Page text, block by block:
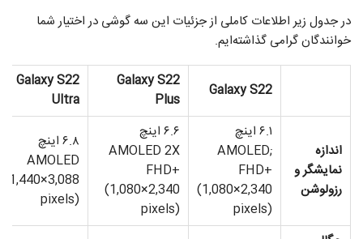
در جدول زیر اطلاعات کاملی از جزئیات این سه گوشی در اختیار شما
خوانندگان گرامی گذاشته‌ایم.
Galaxy S22
Galaxy S22
Plus
Galaxy S22
Ultra
اندازه
نمایشگر و
رزولوشن
۶.۱ اینچ
AMOLED;
FHD+
(1,080×2,340
pixels)
۶.۶ اینچ
AMOLED 2X
FHD+
(1,080×2,340
pixels)
۶.۸ اینچ
AMOLED
(1,440×3,088
pixels)